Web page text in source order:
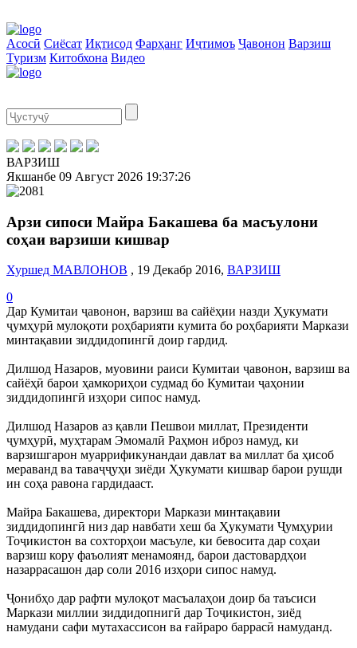
Асосӣ Сиёсат Иқтисод Фарҳанг Иҷтимоъ Ҷавонон Варзиш
Туризм Китобхона Видео
ВАРЗИШ
Якшанбе 09 Август 2026 19:37:27
Арзи сипоси Майра Бакашева ба масъулони
соҳаи варзиши кишвар
Хуршед МАВЛОНОВ , 19 Декабр 2016, ВАРЗИШ
0
Дар Кумитаи ҷавонон, варзиш ва сайёҳии назди Ҳукумати
ҷумҳурӣ мулоқоти роҳбарияти кумита бо роҳбарияти Маркази
минтақавии зиддидопингӣ доир гардид.
Дилшод Назаров, муовини раиси Кумитаи ҷавонон, варзиш ва
сайёҳӣ барои ҳамкориҳои судмад бо Кумитаи ҷаҳонии
зиддидопингӣ изҳори сипос намуд.
Дилшод Назаров аз қавли Пешвои миллат, Президенти
ҷумҳурӣ, муҳтарам Эмомалӣ Раҳмон иброз намуд, ки
варзишгарон муаррификунандаи давлат ва миллат ба ҳисоб
мераванд ва таваҷҷуҳи зиёди Ҳукумати кишвар барои рушди
ин соҳа равона гардидааст.
Майра Бакашева, директори Маркази минтақавии
зиддидопингӣ низ дар навбати хеш ба Ҳукумати Ҷумҳурии
Тоҷикистон ва сохторҳои масъуле, ки бевосита дар соҳаи
варзиш кору фаъолият менамоянд, барои дастовардҳои
назаррасашон дар соли 2016 изҳори сипос намуд.
Ҷонибҳо дар рафти мулоқот масъалаҳои доир ба таъсиси
Маркази миллии зиддидопнигӣ дар Тоҷикистон, зиёд
намудани сафи мутахассисон ва ғайраро баррасӣ намуданд.